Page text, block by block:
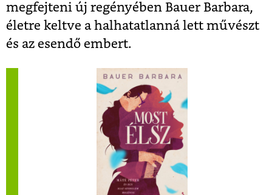
megfejteni új regényében Bauer Barbara,
életre keltve a halhatatlanná lett művészt
és az esendő embert.